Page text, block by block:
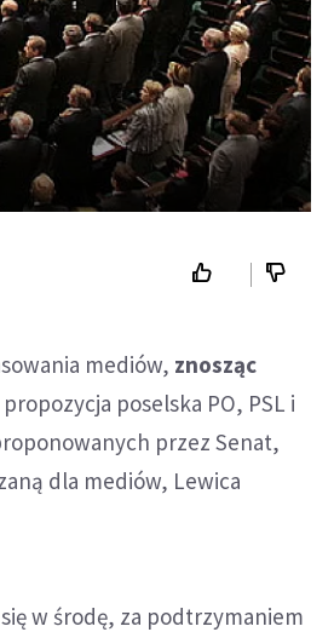
mediów, znosząc
poselska PO, PSL i
przez Senat,
dla mediów, Lewica
w środę, za podtrzymaniem